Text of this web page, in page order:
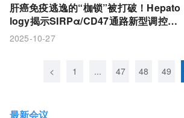
肝癌免疫逃逸的“枷锁”被打破！Hepato
logy揭示SIRPα/CD47通路新型调控分
子及靶向干预新策略
2025-10-27
< 1 ... 47 48 49
最新会议